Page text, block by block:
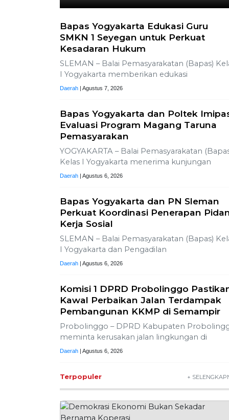
Bapas Yogyakarta Edukasi Guru
SMKN 1 Seyegan untuk Perkuat
Kesadaran Hukum
SLEMAN – Balai Pemasyarakatan (Bapas)
I Yogyakarta memberikan edukasi
Daerah | Agustus 7, 2026
Bapas Yogyakarta dan Poltek
Evaluasi Program Magang Taruna
Pemasyarakan
YOGYAKARTA – Balai Pemasyarakatan
Kelas I Yogyakarta menerima kunjungan
Daerah | Agustus 6, 2026
Bapas Yogyakarta dan PN Sleman
Perkuat Koordinasi Penerapan
Kerja Sosial
SLEMAN – Balai Pemasyarakatan (Bapas)
I Yogyakarta dan Pengadilan
Daerah | Agustus 6, 2026
Komisi 1 DPRD Probolinggo
Kawal Perbaikan Jalan Terdampak
Pembangunan KKMP di Semampir
Probolinggo – DPRD Kabupaten
meminta kerusakan jalan lingkungan di
Daerah | Agustus 6, 2026
Terpopuler +